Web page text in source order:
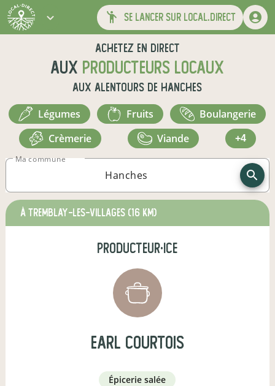
se lancer sur local.direct
Achetez en direct
aux producteurs locaux
aux alentours de Hanches
légumes fruits
boulangerie
crèmerie
viande +4
Ma commune
à Tremblay-les-Villages (16 km)
producteur·ice
earl courtois
épicerie salée